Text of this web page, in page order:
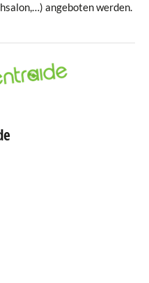
angeboten werden.